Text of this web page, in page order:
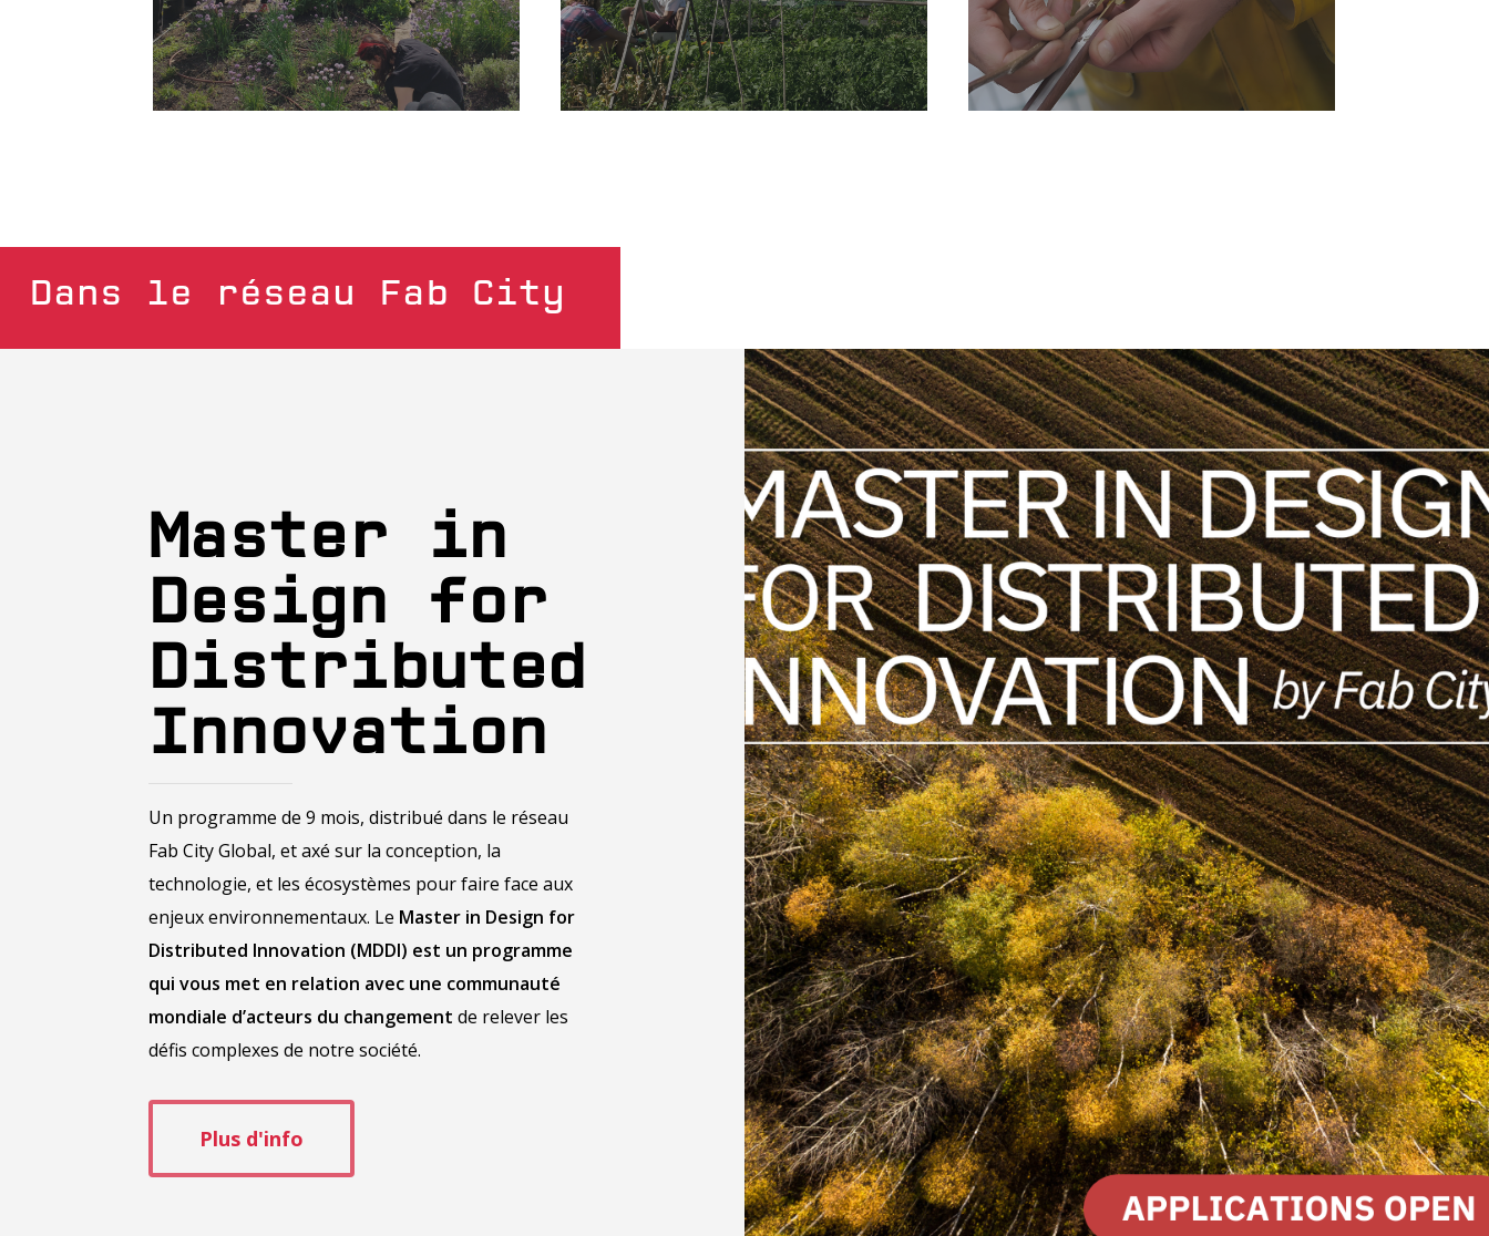
Dans le réseau Fab City
Master in
Design for
Distributed
Innovation
Un programme de 9 mois, distribué dans le réseau
Fab City Global, et axé sur la conception, la
technologie, et les écosystèmes pour faire face aux
enjeux environnementaux. Le Master in Design for
Distributed Innovation (MDDI) est un programme
qui vous met en relation avec une communauté
mondiale d’acteurs du changement de relever les
défis complexes de notre société.
Plus d'info